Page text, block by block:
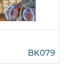
BK079